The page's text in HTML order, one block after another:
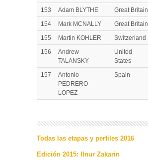
153
Adam BLYTHE Great Britain
154
Mark MCNALLY Great Britain
155
Martin KOHLER Switzerland
156
Andrew
TALANSKY
United
States
157
Antonio
PEDRERO
LOPEZ
Spain
Todas las etapas y perfiles 2016
Edición 2015: Ilnur Zakarin